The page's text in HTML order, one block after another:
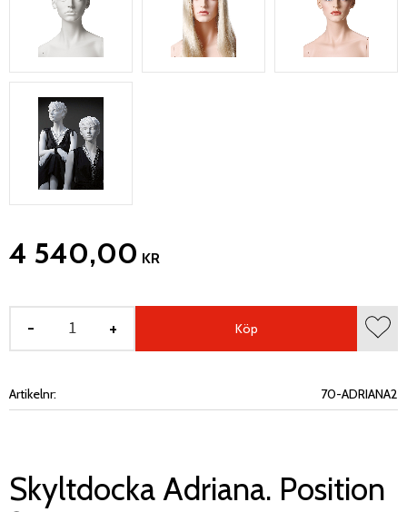
4 540,00 KR
+
- Köp
Artikelnr 70-ADRIANA2
Skyltdocka Adriana. Position